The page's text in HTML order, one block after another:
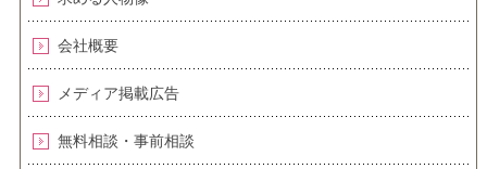
会社概要
メディア掲載広告
無料相談・事前相談